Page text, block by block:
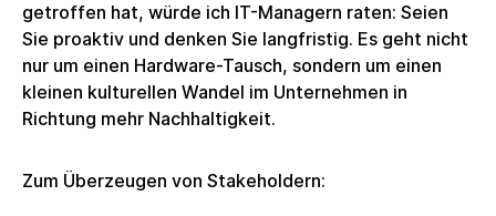
getroffen hat, würde ich IT-Managern raten: Seien
Sie proaktiv und denken Sie langfristig. Es geht nicht
nur um einen Hardware-Tausch, sondern um einen
kleinen kulturellen Wandel im Unternehmen in
Richtung mehr Nachhaltigkeit.
Zum Überzeugen von Stakeholdern: